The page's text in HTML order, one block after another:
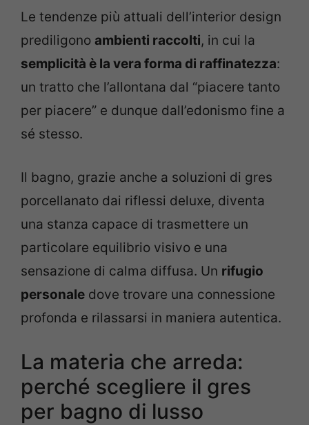
Le tendenze più attuali dell’interior design
prediligono ambienti raccolti, in cui la
semplicità è la vera forma di raffinatezza:
un tratto che l’allontana dal “piacere tanto
per piacere” e dunque dall’edonismo fine a
sé stesso.
Il bagno, grazie anche a soluzioni di gres
porcellanato dai riflessi deluxe, diventa
una stanza capace di trasmettere un
particolare equilibrio visivo e una
sensazione di calma diffusa. Un rifugio
personale dove trovare una connessione
profonda e rilassarsi in maniera autentica.
La materia che arreda:
perché scegliere il gres
per bagno di lusso